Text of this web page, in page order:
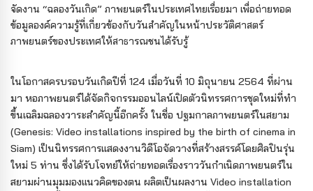
จัดงาน “ฉลองวันเกิด” ภาพยนตร์ในประเทศไทยเรื่อยมา เพื่อถ่ายทอด
ข้อมูลองค์ความรู้ที่เกี่ยวข้องกับวันสำคัญในหน้าประวัติศาสตร์
ภาพยนตร์ของประเทศให้สาธารณชนได้รับรู้
ในโอกาสครบรอบวันเกิดปีที่ 124 เมื่อวันที่ 10 มิถุนายน 2564 ที่ผ่าน
มา หอภาพยนตร์ได้จัดกิจกรรมออนไลน์เปิดตัวนิทรรศการชุดใหม่ที่ทำ
ขึ้นเฉลิมฉลองวาระสำคัญนี้อีกครั้ง ในชื่อ ปฐมกาลภาพยนตร์ในสยาม
(Genesis: Video installations inspired by the birth of cinema in
Siam) เป็นนิทรรศการแสดงงานวิดีโอจัดวางที่สร้างสรรค์โดยศิลปินรุ่น
ใหม่ 5 ท่าน ซึ่งได้รับโจทย์ให้ถ่ายทอดเรื่องราววันกำเนิดภาพยนตร์ใน
สยามผ่านมุมมองแนวคิดของตน ผลิตเป็นผลงาน Video installation